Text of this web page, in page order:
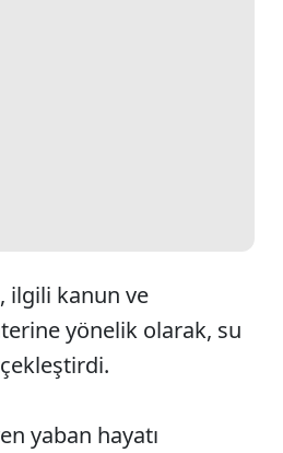
ilgili kanun ve
yönelik olarak, su
yaban hayatı